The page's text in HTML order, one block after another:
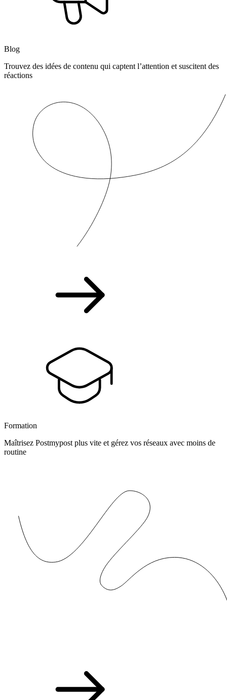
Blog
Trouvez des idées de contenu qui captent l’attention et suscitent des
réactions
Formation
Maîtrisez Postmypost plus vite et gérez vos réseaux avec moins de
routine